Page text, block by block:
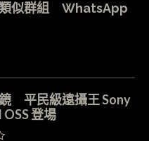
類似群組 WhatsApp
平民級遠攝王 Sony
OSS 登場